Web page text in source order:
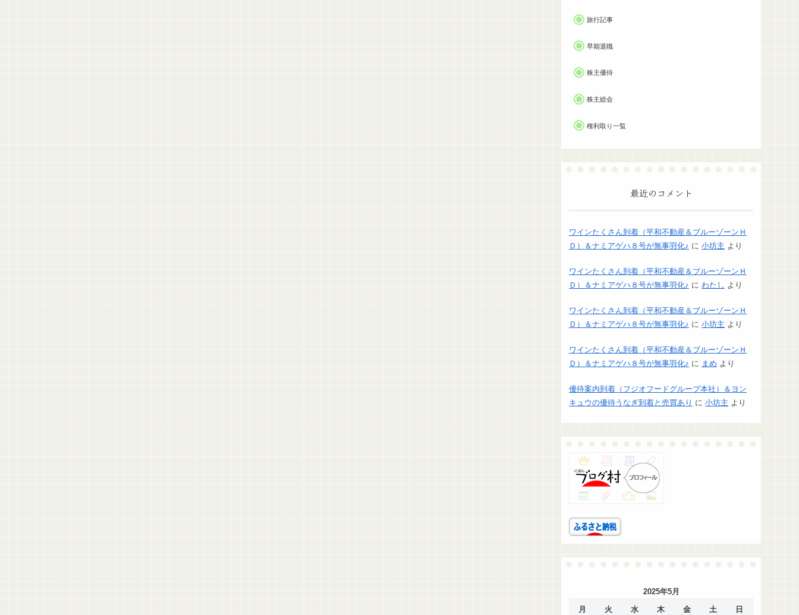
旅行記事
早期退職
株主優待
株主総会
権利取り一覧
最近のコメント
ワインたくさん到着（平和不動産＆ブルーゾーンＨ
Ｄ）＆ナミアゲハ８号が無事羽化♪ に 小坊主 より
ワインたくさん到着（平和不動産＆ブルーゾーンＨ
Ｄ）＆ナミアゲハ８号が無事羽化♪ に わたし より
ワインたくさん到着（平和不動産＆ブルーゾーンＨ
Ｄ）＆ナミアゲハ８号が無事羽化♪ に 小坊主 より
ワインたくさん到着（平和不動産＆ブルーゾーンＨ
Ｄ）＆ナミアゲハ８号が無事羽化♪ に まめ より
優待案内到着（フジオフードグループ本社）＆ヨン
キュウの優待うなぎ到着と売買あり に 小坊主 より
2025年5月
月
火 水 木 金 土
日